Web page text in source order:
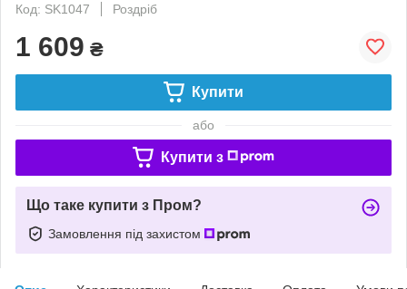
Код: SK1047
Роздріб
1 609 ₴
Купити
або
Купити з
Що таке купити з Пром?
Замовлення під захистом